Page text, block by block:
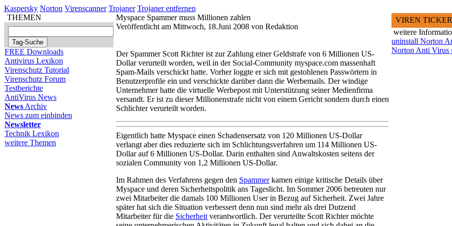
Kaspersky Norton Virenscanner Trojaner Trojaner entfernen
THEMEN
FREE Downloads
Antivirus Lexikon
Virenschutz Tutorial
Virenschutz Forum
Testberichte
AntiVirus News
News Archiv
News zum einbinden
Newsletter
Technik Lexikon
weitere Themen
Myspace Spammer muss Millionen zahlen
Veröffentlicht am Mittwoch, 18.Juni 2008 von Redaktion
Der Spammer Scott Richter ist zur Zahlung einer Geldstrafe von 6 Millionen US-
Dollar verurteilt worden, weil in der Social-Community myspace.com massenhaft
Spam-Mails verschickt hatte. Vorher loggte er sich mit gestohlenen Passwörtern in
Benutzerprofile ein und verschickte darüber dann die Werbemails. Der windige
Unternehmer hatte die virtuelle Werbepost mit Unterstützung seiner Medienfirma
versandt. Er ist zu dieser Millionenstrafe nicht von einem Gericht sondern durch einen
Schlichter verurteilt worden.
Eigentlich hatte Myspace einen Schadensersatz von 120 Millionen US-Dollar
verlangt aber dies reduzierte sich im Schlichtungsverfahren um 114 Millionen US-
Dollar auf 6 Millionen US-Dollar. Darin enthalten sind Anwaltskosten seitens der
sozialen Community von 1,2 Millionen US-Dollar.
Im Rahmen des Verfahrens gegen den Spammerkamen einige kritische Details über
Myspace und deren Sicherheitspolitik ans Tageslicht. Im Sommer 2006 betreuten nur
zwei Mitarbeiter die damals 100 Millionen User in Bezug auf Sicherheit. Zwei Jahre
später hat sich die Situation verbessert denn nun sind mehr als drei Dutzend
Mitarbeiter für die Sicherheit verantwortlich. Der verurteilte Scott Richter möchte
VIREN TICKER
weitere
uninstall Norton
Norton Anti Virus